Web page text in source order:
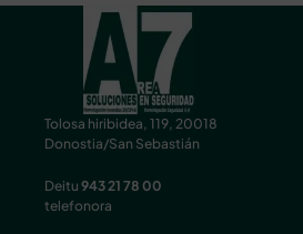
Tolosa hiribidea, 119, 20018
Donostia/San Sebastián
Deitu943 21 78 00
telefonora